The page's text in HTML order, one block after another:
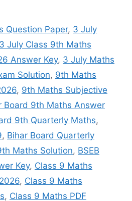
Question Paper, 3 July
3 July Class 9th Maths
Answer Key, 3 July Maths
Solution, 9th Maths
, 9th Maths Subjective
Board 9th Maths Answer
9th Quarterly Maths,
, Bihar Board Quarterly
Maths Solution, BSEB
Key, Class 9 Maths
, Class 9 Maths
, Class 9 Maths PDF